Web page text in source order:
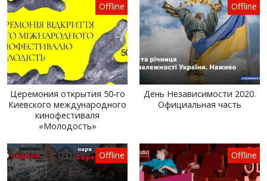
Offline
Церемония открытия 50-го
Киевского международного
кинофестиваля
«Молодость»
Offline
День Независимости 2020.
Официальная часть
Offline Offline